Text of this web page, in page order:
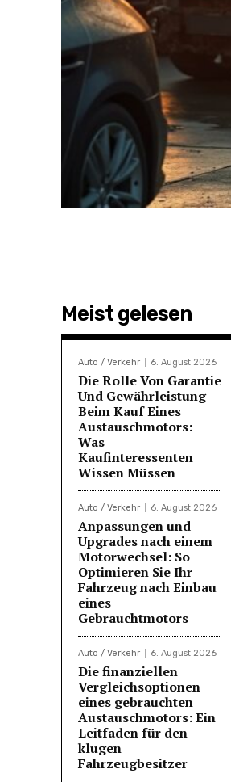
Meist gelesen
Auto / Verkehr 6. August 2026
Die Rolle Von Garantie
Und Gewährleistung
Beim Kauf Eines
Austauschmotors:
Was
Kaufinteressenten
Wissen Müssen
Auto / Verkehr 6. August 2026
Anpassungen und
Upgrades nach einem
Motorwechsel: So
Optimieren Sie Ihr
Fahrzeug nach Einbau
eines
Gebrauchtmotors
Auto / Verkehr 6. August 2026
Die finanziellen
Vergleichsoptionen
eines gebrauchten
Austauschmotors: Ein
Leitfaden für den
klugen
Fahrzeugbesitzer